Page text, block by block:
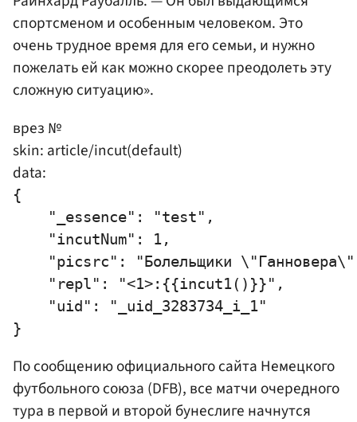
спортсменом и особенным человеком. Это
очень трудное время для его семьи, и нужно
пожелать ей как можно скорее преодолеть эту
сложную ситуацию».
врез №
skin: article/incut(default)
data:
{
    "_essence": "test",
    "incutNum": 1,
"picsrc": "Болельщики
    "repl": "<1>:{{incut1()}}",
    "uid": "_uid_3283734_i_1"
По сообщению официального сайта Немецкого
футбольного союза (DFB), все матчи очередного
тура в первой и второй бунеслиге начнутся